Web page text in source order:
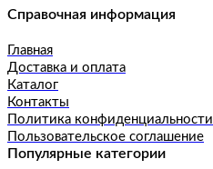
Справочная информация
Главная
Доставка и оплата
Каталог
Контакты
Политика конфиденциальности
Пользовательское соглашение
Популярные категории